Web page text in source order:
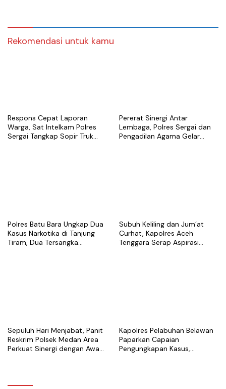
Rekomendasi untuk kamu
Respons Cepat Laporan
Warga, Sat Intelkam Polres
Sergai Tangkap Sopir Truk
Pererat Sinergi Antar
Lembaga, Polres Sergai dan
Pengadilan Agama Gelar
Polres Batu Bara Ungkap Dua
Kasus Narkotika di Tanjung
Tiram, Dua Tersangka
Subuh Keliling dan Jum’at
Curhat, Kapolres Aceh
Tenggara Serap Aspirasi
Sepuluh Hari Menjabat, Panit
Reskrim Polsek Medan Area
Perkuat Sinergi dengan Awak
Kapolres Pelabuhan Belawan
Paparkan Capaian
Pengungkapan Kasus,